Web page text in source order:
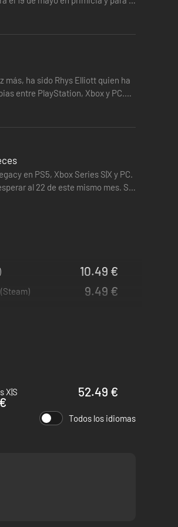
Star Wars:
Batman:
más, ha sido Rhys Elliott quien ha
entre PlayStation, Xbox y PC.
en PS5, Xbox Series S|X y PC.
al 22 de este mismo mes. Sin
10.49 €
9.49 €
X|S
52.49 €
Todos los idiomas